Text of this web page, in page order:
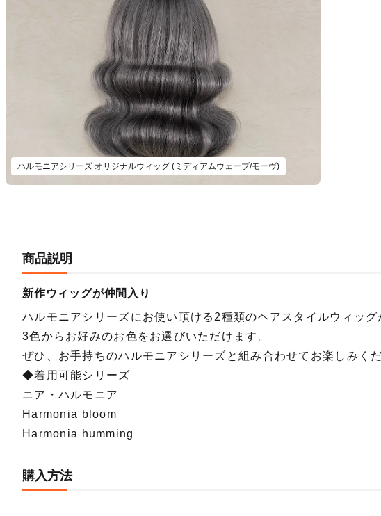
ハルモニアシリーズ オリジナルウィッグ (ミディアムウェーブ/モーヴ)
商品説明
新作ウィッグが仲間入り
ハルモニアシリーズにお使い頂ける2種類のヘアスタイルウィッグ
3色からお好みのお色をお選びいただけます。
ぜひ、お手持ちのハルモニアシリーズと組み合わせてお楽しみくだ
◆着用可能シリーズ
ニア・ハルモニア
Harmonia bloom
Harmonia humming
購入方法